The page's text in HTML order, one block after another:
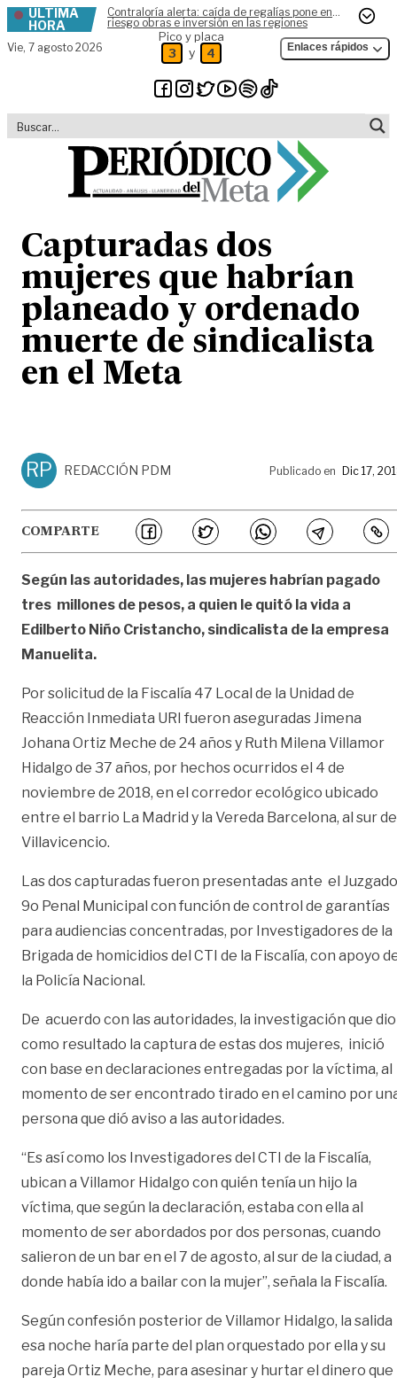
Skip to content
ÚLTIMA
HORA
Contraloría alerta: caída de regalías pone en
riesgo obras e inversión en las regiones
Vie, 7 agosto 2026
Pico y placa
3 y 4 Enlaces rápidos
Capturadas dos
mujeres que habrían
planeado y ordenado
muerte de sindicalista
en el Meta
RP REDACCIÓN PDM Publicado en Dic 17,
COMPARTE
Según las autoridades, las mujeres habrían pagado
tres millones de pesos, a quien le quitó la vida a
Edilberto Niño Cristancho, sindicalista de la empresa
Manuelita.
Por solicitud de la Fiscalía 47 Local de la Unidad de
Reacción Inmediata URI fueron aseguradas Jimena
Johana Ortiz Meche de 24 años y Ruth Milena Villamor
Hidalgo de 37 años, por hechos ocurridos el 4 de
noviembre de 2018, en el corredor ecológico ubicado
entre el barrio La Madrid y la Vereda Barcelona, al sur de
Villavicencio.
Las dos capturadas fueron presentadas ante el Juzgado
9o Penal Municipal con función de control de garantías
para audiencias concentradas, por Investigadores de la
Brigada de homicidios del CTI de la Fiscalía, con apoyo
la Policía Nacional.
De acuerdo con las autoridades, la investigación que dio
como resultado la captura de estas dos mujeres, inició
con base en declaraciones entregadas por la víctima, al
momento de ser encontrado tirado en el camino por
persona que dió aviso a las autoridades.
“Es así como los Investigadores del CTI de la Fiscalía,
ubican a Villamor Hidalgo con quién tenía un hijo la
víctima, que según la declaración, estaba con ella al
momento de ser abordados por dos personas, cuando
salieron de un bar en el 7 de agosto, al sur de la ciudad, a
donde había ido a bailar con la mujer”, señala la Fiscalía.
Según confesión posterior de Villamor Hidalgo, la salida
esa noche haría parte del plan orquestado por ella y su
pareja Ortiz Meche, para asesinar y hurtar el dinero que